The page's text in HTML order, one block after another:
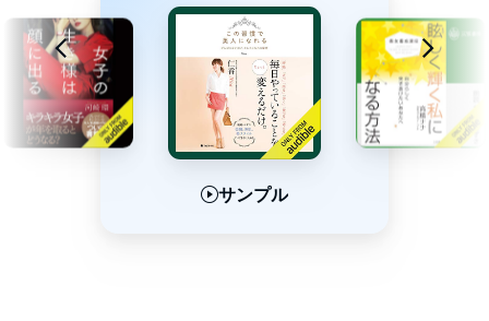
サンプル